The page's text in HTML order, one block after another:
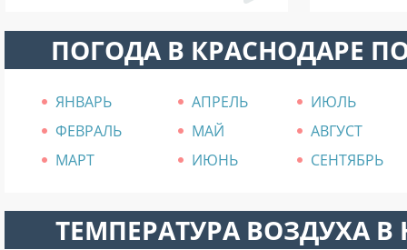
ПОГОДА В КРАСНОДАРЕ
ЯНВАРЬ АПРЕЛЬ
ИЮЛЬ
ФЕВРАЛЬ
МАЙ
АВГУСТ
МАРТ
ИЮНЬ СЕНТЯБРЬ
ТЕМПЕРАТУРА ВОЗДУХА В